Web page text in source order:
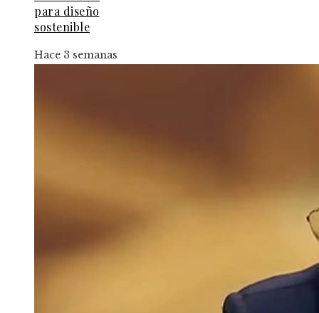
para diseño
sostenible
Hace 3 semanas